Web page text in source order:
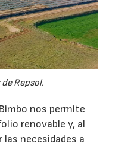
Repsol.
nos permite
renovable y, al
necesidades a